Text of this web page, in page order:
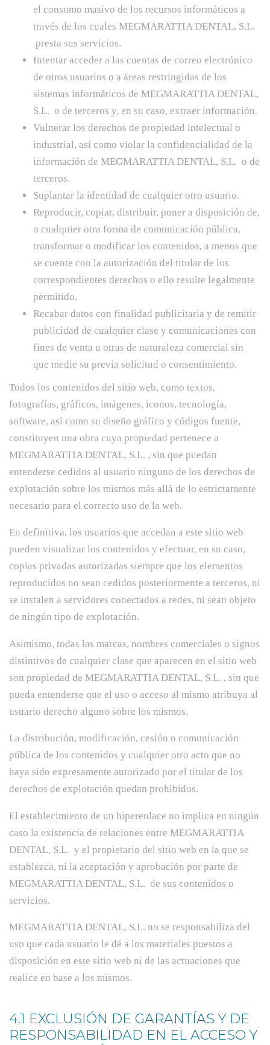
el consumo masivo de los recursos informáticos a
través de los cuales MEGMARATTIA DENTAL, S.L.
presta sus servicios.
Intentar acceder a las cuentas de correo electrónico
de otros usuarios o a áreas restringidas de los
sistemas informáticos de MEGMARATTIA DENTAL,
S.L. o de terceros y, en su caso, extraer información.
Vulnerar los derechos de propiedad intelectual o
industrial, así como violar la confidencialidad de la
información de MEGMARATTIA DENTAL, S.L. o de
terceros.
Suplantar la identidad de cualquier otro usuario.
Reproducir, copiar, distribuir, poner a disposición de,
o cualquier otra forma de comunicación pública,
transformar o modificar los contenidos, a menos que
se cuente con la autorización del titular de los
correspondientes derechos o ello resulte legalmente
permitido.
Recabar datos con finalidad publicitaria y de remitir
publicidad de cualquier clase y comunicaciones con
fines de venta u otras de naturaleza comercial sin
que medie su previa solicitud o consentimiento.
Todos los contenidos del sitio web, como textos,
fotografías, gráficos, imágenes, iconos, tecnología,
software, así como su diseño gráfico y códigos fuente,
constituyen una obra cuya propiedad pertenece a
MEGMARATTIA DENTAL, S.L. , sin que puedan
entenderse cedidos al usuario ninguno de los derechos de
explotación sobre los mismos más allá de lo estrictamente
necesario para el correcto uso de la web.
En definitiva, los usuarios que accedan a este sitio web
pueden visualizar los contenidos y efectuar, en su caso,
copias privadas autorizadas siempre que los elementos
reproducidos no sean cedidos posteriormente a terceros, ni
se instalen a servidores conectados a redes, ni sean objeto
de ningún tipo de explotación.
Asimismo, todas las marcas, nombres comerciales o signos
distintivos de cualquier clase que aparecen en el sitio web
son propiedad de MEGMARATTIA DENTAL, S.L. , sin que
pueda entenderse que el uso o acceso al mismo atribuya al
usuario derecho alguno sobre los mismos.
La distribución, modificación, cesión o comunicación
pública de los contenidos y cualquier otro acto que no
haya sido expresamente autorizado por el titular de los
derechos de explotación quedan prohibidos.
El establecimiento de un hiperenlace no implica en ningún
caso la existencia de relaciones entre MEGMARATTIA
DENTAL, S.L. y el propietario del sitio web en la que se
establezca, ni la aceptación y aprobación por parte de
MEGMARATTIA DENTAL, S.L. de sus contenidos o
servicios.
MEGMARATTIA DENTAL, S.L. no se responsabiliza del
uso que cada usuario le dé a los materiales puestos a
disposición en este sitio web ni de las actuaciones que
realice en base a los mismos.
4.1 EXCLUSIÓN DE GARANTÍAS Y DE
RESPONSABILIDAD EN EL ACCESO Y